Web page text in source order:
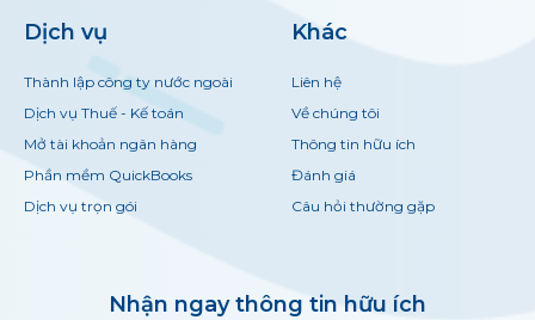
Dịch vụ
Thành lập công ty nước ngoài
Dịch vụ Thuế - Kế toán
Mở tài khoản ngân hàng
Phần mềm QuickBooks
Dịch vụ trọn gói
Khác
Liên hệ
Về chúng tôi
Thông tin hữu ích
Đánh giá
Câu hỏi thường gặp
Nhận ngay thông tin hữu ích